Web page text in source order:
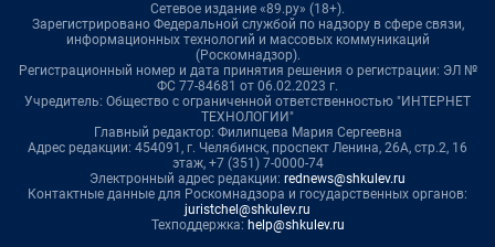
Сетевое издание «89.ру» (18+).
Зарегистрировано Федеральной службой по надзору в сфере связи,
информационных технологий и массовых коммуникаций
(Роскомнадзор).
Регистрационный номер и дата принятия решения о регистрации: ЭЛ №
ФС 77-84681 от 06.02.2023 г.
Учредитель: Общество с ограниченной ответственностью "ИНТЕРНЕТ
ТЕХНОЛОГИИ"
Главный редактор: Филипцева Мария Сергеевна
Адрес редакции: 454091, г. Челябинск, проспект Ленина, 26А, стр.2, 16
этаж, +7 (351) 7-0000-74
Электронный адрес редакции: rednews@shkulev.ru
Контактные данные для Роскомнадзора и государственных органов:
juristchel@shkulev.ru
Техподдержка: help@shkulev.ru